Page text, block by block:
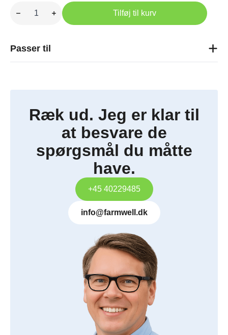
hyd.
Tilføj til kurv
Passer til
Ræk ud. Jeg er klar til
at besvare de
spørgsmål du måtte
have.
+45 40229485
info@farmwell.dk